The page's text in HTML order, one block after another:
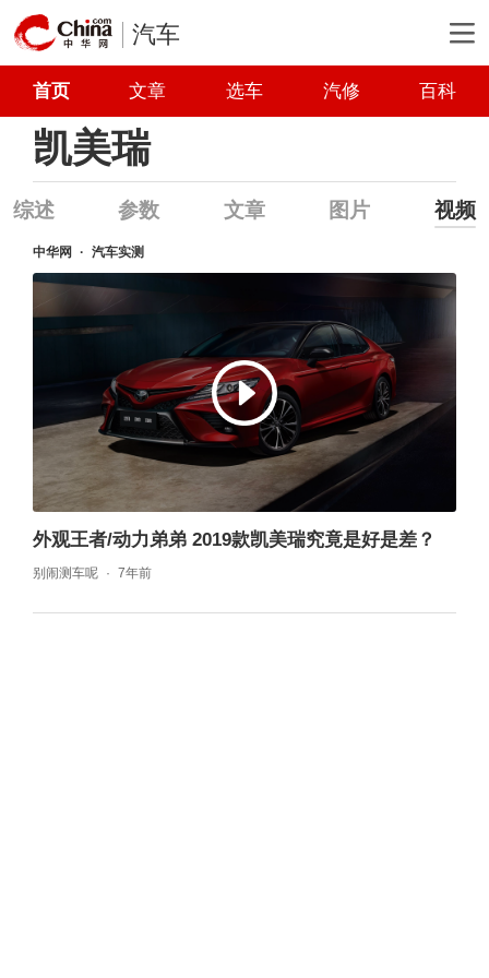
汽车
首页 文章 选车 汽修 百科
凯美瑞
综述 参数 文章 图片 视频
中华网 汽车实测
外观王者/动力弟弟 2019款凯美瑞究竟是好是差？
别闹测车呢 7年前